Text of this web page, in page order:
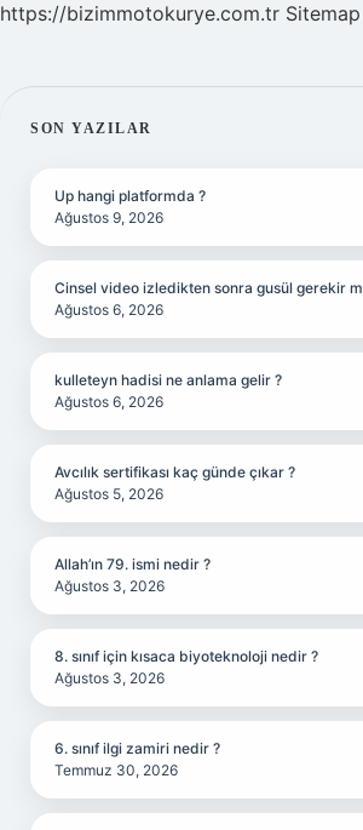
https://bizimmotokurye.com.tr Sitemap
SIDEBAR
SON YAZILAR
Up hangi platformda ?
Ağustos 9, 2026
Cinsel video izledikten sonra gusül gerekir
Ağustos 6, 2026
kulleteyn hadisi ne anlama gelir ?
Ağustos 6, 2026
Avcılık sertifikası kaç günde çıkar ?
Ağustos 5, 2026
Allah’ın 79. ismi nedir ?
Ağustos 3, 2026
8. sınıf için kısaca biyoteknoloji nedir ?
Ağustos 3, 2026
6. sınıf ilgi zamiri nedir ?
Temmuz 30, 2026